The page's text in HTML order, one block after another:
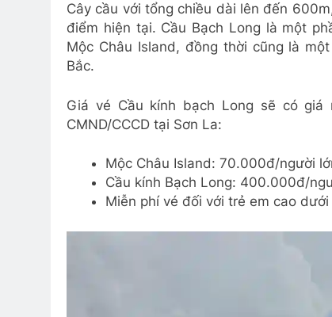
Cây cầu với tổng chiều dài lên đến
điểm hiện tại. Cầu Bạch Long là một
Mộc Châu Island, đồng thời cũng là
Bắc.
Giá vé Cầu kính bạch Long sẽ có
CMND/CCCD tại Sơn La:
Mộc Châu Island: 70.000đ/người
Cầu kính Bạch Long: 400.000đ/
Miễn phí vé đối với trẻ em cao dưới